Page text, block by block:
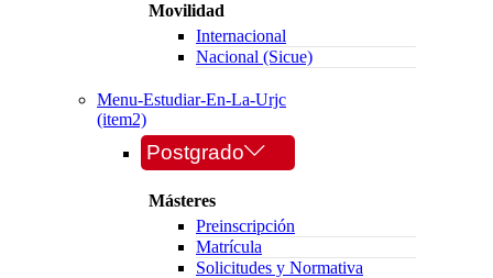
Movilidad
Internacional
Nacional (Sicue)
Menu-Estudiar-En-La-Urjc
(item2)
Postgrado
Másteres
Preinscripción
Matrícula
Solicitudes y Normativa